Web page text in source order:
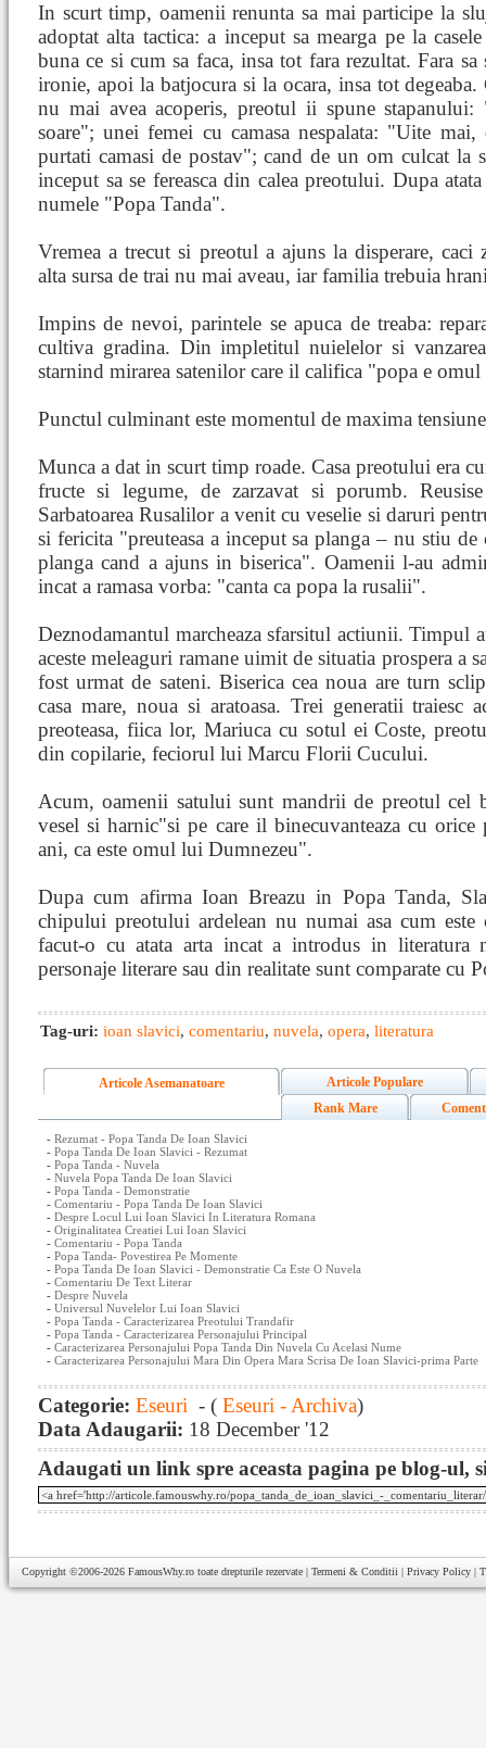
In scurt timp, oamenii renunta sa mai participe la
adoptat alta tactica: a inceput sa mearga pe la
buna ce si cum sa faca, insa tot fara rezultat. Fara
ironie, apoi la batjocura si la ocara, insa tot degeaba.
nu mai avea acoperis, preotul ii spune
soare"; unei femei cu camasa nespalata: "Uite
purtati camasi de postav"; cand de un om culcat la
inceput sa se fereasca din calea preotului. Dupa
numele "Popa Tanda".
Vremea a trecut si preotul a ajuns la disperare, caci
alta sursa de trai nu mai aveau, iar familia trebuia
Impins de nevoi, parintele se apuca de treaba:
cultiva gradina. Din impletitul nuielelor si
starnind mirarea satenilor care il califica "popa e
Punctul culminant este momentul de maxima
Munca a dat in scurt timp roade. Casa preotului era
fructe si legume, de zarzavat si porumb.
Sarbatoarea Rusalilor a venit cu veselie si daruri
si fericita "preuteasa a inceput sa planga – nu stiu de
planga cand a ajuns in biserica". Oamenii l-au
incat a ramasa vorba: "canta ca popa la rusalii".
Deznodamantul marcheaza sfarsitul actiunii. Timpul
aceste meleaguri ramane uimit de situatia prospera a
fost urmat de sateni. Biserica cea noua are turn
casa mare, noua si aratoasa. Trei generatii traiesc
preoteasa, fiica lor, Mariuca cu sotul ei Coste,
din copilarie, feciorul lui Marcu Florii Cucului.
Acum, oamenii satului sunt mandrii de preotul cel
vesel si harnic"si pe care il binecuvanteaza cu
ani, ca este omul lui Dumnezeu".
Dupa cum afirma Ioan Breazu in Popa Tanda,
chipului preotului ardelean nu numai asa cum
facut-o cu atata arta incat a introdus in literatura
personaje literare sau din realitate sunt comparate cu
Tag-uri: ioan slavici, comentariu, nuvela, opera, literatura
Articole Asemanatoare
Articole Populare
Rank Mare
- Rezumat - Popa Tanda De Ioan Slavici
- Popa Tanda De Ioan Slavici - Rezumat
- Popa Tanda - Nuvela
- Nuvela Popa Tanda De Ioan Slavici
- Popa Tanda - Demonstratie
- Comentariu - Popa Tanda De Ioan Slavici
- Despre Locul Lui Ioan Slavici In Literatura Romana
- Originalitatea Creatiei Lui Ioan Slavici
- Comentariu - Popa Tanda
- Popa Tanda- Povestirea Pe Momente
- Popa Tanda De Ioan Slavici - Demonstratie Ca Este O Nuvela
- Comentariu De Text Literar
- Despre Nuvela
- Universul Nuvelelor Lui Ioan Slavici
- Popa Tanda - Caracterizarea Preotului Trandafir
- Popa Tanda - Caracterizarea Personajului Principal
- Caracterizarea Personajului Popa Tanda Din Nuvela Cu Acelasi Nume
- Caracterizarea Personajului Mara Din Opera Mara Scrisa De Ioan Slavici-prima Parte
Categorie: Eseuri - ( Eseuri - Archiva)
Data Adaugarii: 18 December '12
Adaugati un link spre aceasta pagina pe blog-ul,
Copyright ©2006-2026 FamousWhy.ro toate drepturile rezervate | Termeni & Conditii | Privacy Policy |